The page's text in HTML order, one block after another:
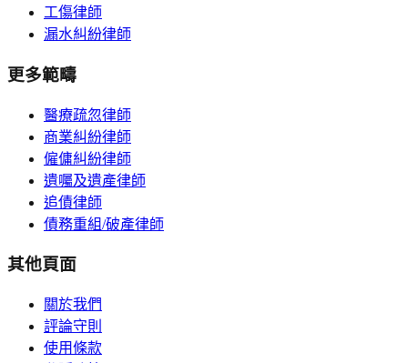
工傷律師
漏水糾紛律師
更多範疇
醫療疏忽律師
商業糾紛律師
僱傭糾紛律師
遺囑及遺產律師
追債律師
債務重組/破產律師
其他頁面
關於我們
評論守則
使用條款